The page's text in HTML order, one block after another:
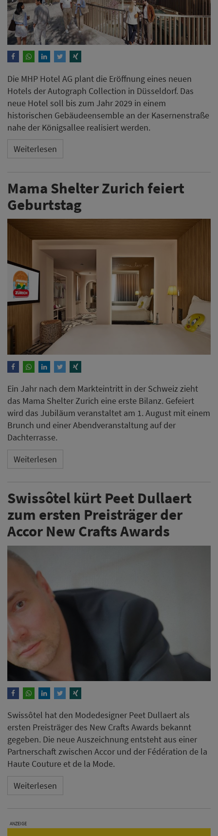
Die MHP Hotel AG plant die Eröffnung eines neuen
Hotels der Autograph Collection in Düsseldorf. Das
neue Hotel soll bis zum Jahr 2029 in einem
historischen Gebäudeensemble an der Kasernenstraße
nahe der Königsallee realisiert werden.
Weiterlesen
Mama Shelter Zurich feiert
Geburtstag
Ein Jahr nach dem Markteintritt in der Schweiz zieht
das Mama Shelter Zurich eine erste Bilanz. Gefeiert
wird das Jubiläum veranstaltet am 1. August mit einem
Brunch und einer Abendveranstaltung auf der
Dachterrasse.
Weiterlesen
Swissôtel kürt Peet Dullaert
zum ersten Preisträger der
Accor New Crafts Awards
Swissôtel hat den Modedesigner Peet Dullaert als
ersten Preisträger des New Crafts Awards bekannt
gegeben. Die neue Auszeichnung entsteht aus einer
Partnerschaft zwischen Accor und der Fédération de la
Haute Couture et de la Mode.
Weiterlesen
ANZEIGE